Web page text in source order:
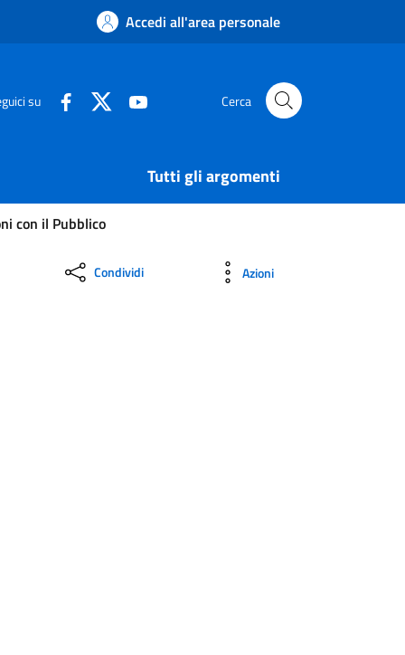
Accedi all'area personale
su Cerca
Tutti gli argomenti
con il Pubblico
Condividi Azioni